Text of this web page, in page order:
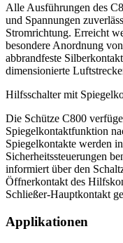
Alle Ausführungen des
und Spannungen
Stromrichtung. Erreicht
besondere Anordnung
abbrandfeste
dimensionierte
Hilfsschalter mit
Die Schütze C800
Spiegel­kontakt­­funktion
Spiegelkontakte werden
Sicherheitssteuerungen
informiert über den
Öffnerkontakt des
Schließer-Hauptkontakt
Applikationen